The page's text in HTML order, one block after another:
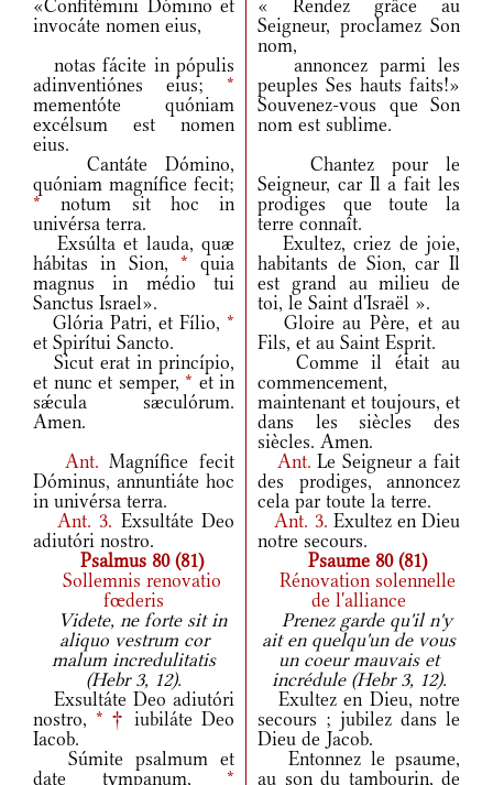
«Confitémini Dómino et
invocáte nomen eius,
« Rendez grâce au
Seigneur, proclamez Son
nom,
notas fácite in pópulis
adinventiónes eius; *
mementóte quóniam
excélsum est nomen
eius.
annoncez parmi les
peuples Ses hauts faits!»
Souvenez-vous que Son
nom est sublime.
Cantáte Dómino,
quóniam magnífice fecit;
* notum sit hoc in
univérsa terra.
Chantez pour le
Seigneur, car Il a fait les
prodiges que toute la
terre connaît.
Exsúlta et lauda, quæ
hábitas in Sion, * quia
magnus in médio tui
Sanctus Israel».
Exultez, criez de joie,
habitants de Sion, car Il
est grand au milieu de
toi, le Saint d'Israël ».
Glória Patri, et Fílio, *
et Spirítui Sancto.
Gloire au Père, et au
Fils, et au Saint Esprit.
Sicut erat in princípio,
et nunc et semper, * et in
sǽcula sæculórum.
Amen.
Comme il était au
commencement,
maintenant et toujours, et
dans les siècles des
siècles. Amen.
Ant.Magnífice fecit
Dóminus, annuntiáte hoc
in univérsa terra.
Ant.Le Seigneur a fait
des prodiges, annoncez
cela par toute la terre.
Ant. 3. Exsultáte Deo
adiutóri nostro.
Ant. 3. Exultez en Dieu
notre secours.
Psalmus 80 (81)
Psaume 80 (81)
Sollemnis renovatio
fœderis
Rénovation solennelle
de l'alliance
Videte, ne forte sit in
aliquo vestrum cor
malum incredulitatis
(Hebr 3, 12).
Prenez garde qu'il n'y
ait en quelqu'un de vous
un coeur mauvais et
incrédule (Hebr 3, 12).
Exsultáte Deo adiutóri
nostro, * † iubiláte Deo
Iacob.
Exultez en Dieu, notre
secours ; jubilez dans le
Dieu de Jacob.
Súmite psalmum et
date tympanum, *
Entonnez le psaume,
au son du tambourin, de